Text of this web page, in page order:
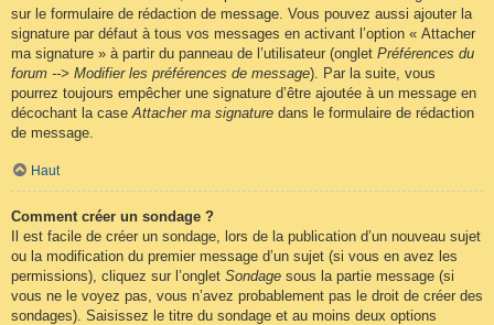
sur le formulaire de rédaction de message. Vous pouvez aussi ajouter la
signature par défaut à tous vos messages en activant l’option « Attacher
ma signature » à partir du panneau de l’utilisateur (onglet Préférences du
forum --> Modifier les préférences de message). Par la suite, vous
pourrez toujours empêcher une signature d’être ajoutée à un message en
décochant la caseAttacher ma signature dans le formulaire de rédaction
de message.
Haut
Comment créer un sondage ?
Il est facile de créer un sondage, lors de la publication d’un nouveau sujet
ou la modification du premier message d’un sujet (si vous en avez les
permissions), cliquez sur l’onglet Sondage sous la partie message (si
vous ne le voyez pas, vous n’avez probablement pas le droit de créer des
sondages). Saisissez le titre du sondage et au moins deux options